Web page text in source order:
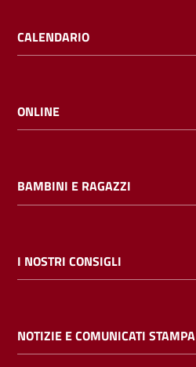
l
i
cataloghi
bibliotecario
CALENDARIO
ONLINE
BAMBINI E RAGAZZI
I NOSTRI CONSIGLI
NOTIZIE E COMUNICATI STAMPA